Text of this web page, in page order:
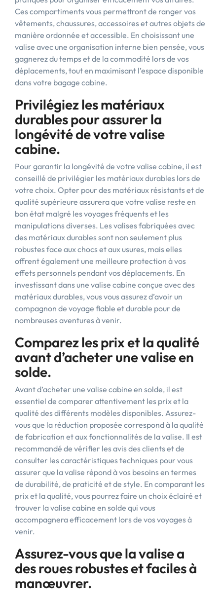
Ces compartiments vous permettront de ranger vos
vêtements, chaussures, accessoires et autres objets de
manière ordonnée et accessible. En choisissant une
valise avec une organisation interne bien pensée, vous
gagnerez du temps et de la commodité lors de vos
déplacements, tout en maximisant l’espace disponible
dans votre bagage cabine.
Privilégiez les matériaux
durables pour assurer la
longévité de votre valise
cabine.
Pour garantir la longévité de votre valise cabine, il est
conseillé de privilégier les matériaux durables lors de
votre choix. Opter pour des matériaux résistants et de
qualité supérieure assurera que votre valise reste en
bon état malgré les voyages fréquents et les
manipulations diverses. Les valises fabriquées avec
des matériaux durables sont non seulement plus
robustes face aux chocs et aux usures, mais elles
offrent également une meilleure protection à vos
effets personnels pendant vos déplacements. En
investissant dans une valise cabine conçue avec des
matériaux durables, vous vous assurez d’avoir un
compagnon de voyage fiable et durable pour de
nombreuses aventures à venir.
Comparez les prix et la qualité
avant d’acheter une valise en
solde.
Avant d’acheter une valise cabine en solde, il est
essentiel de comparer attentivement les prix et la
qualité des différents modèles disponibles. Assurez-
vous que la réduction proposée correspond à la qualité
de fabrication et aux fonctionnalités de la valise. Il est
recommandé de vérifier les avis des clients et de
consulter les caractéristiques techniques pour vous
assurer que la valise répond à vos besoins en termes
de durabilité, de praticité et de style. En comparant les
prix et la qualité, vous pourrez faire un choix éclairé et
trouver la valise cabine en solde qui vous
accompagnera efficacement lors de vos voyages à
venir.
Assurez-vous que la valise a
des roues robustes et faciles à
manœuvrer.